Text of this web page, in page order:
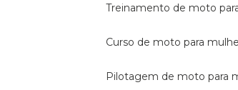
treinamento de moto
curso de moto para
pilotagem de moto para